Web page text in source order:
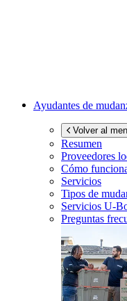
Ayudantes de
Volver al
Resumen
Proveedores
Cómo
Servicios
Tipos de
Servicios U-
Preguntas